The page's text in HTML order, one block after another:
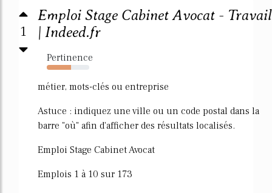
1
Emploi Stage Cabinet Avocat - Travail
| Indeed.fr
Pertinence
57%
métier, mots-clés ou entreprise
Astuce : indiquez une ville ou un code postal dans la
barre "où" afin d'afficher des résultats localisés.
Emploi Stage Cabinet Avocat
Emplois 1 à 10 sur 173